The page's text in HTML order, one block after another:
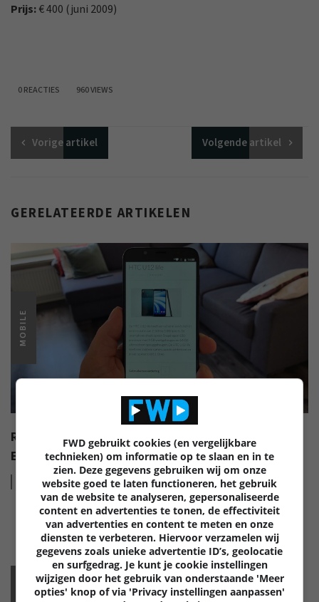
Prijs:€ 400 (juni 2009)
0 REACTIES 960 VIEWS
Vorigeartikel Volgendeartikel
GERELATEERDE ARTIKELEN
MOBILE
REVIEW: HTC U12 LIFE – SMARTPHONE ZONDER
ECHTE BIJZONDERHEDEN
meer
FWD gebruikt cookies (en vergelijkbare
technieken) om informatie op te slaan en in te
zien. Deze gegevens gebruiken wij om onze
website goed te laten functioneren, het gebruik
van de website te analyseren, gepersonaliseerde
content en advertenties te tonen, de effectiviteit
van advertenties en content te meten en onze
diensten te verbeteren. Hiervoor verzamelen wij
gegevens zoals unieke advertentie ID’s, geolocatie
en surfgedrag. Je kunt je cookie instellingen
wijzigen door het gebruik van onderstaande 'Meer
opties' knop of via 'Privacy instellingen aanpassen'